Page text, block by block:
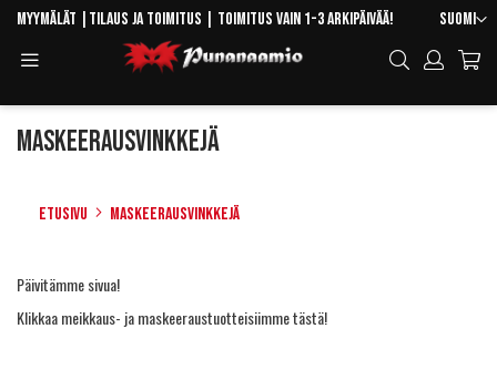
Skip
Content
Kieli
Suomi
Myymälät Tilaus ja toimitus | Toimitus vain 1-3 arkipäivää!
Hae
Maskeerausvinkkejä
Etusivu Maskeerausvinkkejä
Päivitämme sivua!
Klikkaa meikkaus- ja maskeeraustuotteisiimme tästä!